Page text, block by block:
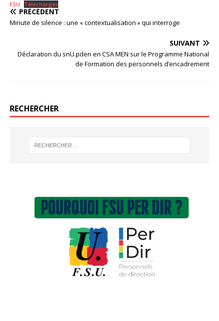
FSU
Télécharger
PRÉCÉDENT
Minute de silence : une « contextualisation » qui interroge
SUIVANT
Déclaration du snU.pden en CSA MEN sur le Programme National
de Formation des personnels d’encadrement
RECHERCHER